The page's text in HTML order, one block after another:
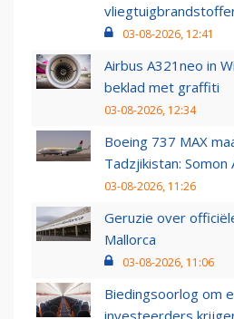
03-08-2026, 12:41
Airbus A321neo in
beklad met graffiti
03-08-2026, 12:34
Boeing 737 MAX
Tadzjikistan:
03-08-2026, 11:26
Geruzie over
Mallorca
03-08-2026, 11:06
Biedingsoorlog om